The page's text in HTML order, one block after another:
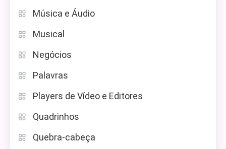
Música e Áudio
Musical
Negócios
Palavras
Players de Vídeo e Editores
Quadrinhos
Quebra-cabeça